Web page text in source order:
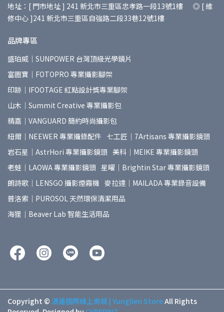
地址：[ 門市地址 ] 241 新北市三重區忠孝路一段13號1樓 ◎ [ 維
修中心 ]241 新北市三重區自強路二段33巷12號1樓
品牌專區
盛珀威｜SUNPOWER 台灣頂級光學鏡片
富圖寶｜FOTOPRO 專業攝影腳架
印跡｜IFOOTAGE 紅點設計獎專業腳架
山木｜Summit Creative 專業攝影包
精嘉｜VANGUARD 簡約時尚攝影包
紐爾｜NEEWER 專業攝錄配件 七工匠｜7Artisans 專業攝影鏡頭
岩石星｜AstrHori 專業攝影鏡頭 美科｜MEIKE 專業攝影鏡頭
老蛙｜LAOWA 專業攝影鏡頭 星曜｜Brightin Star 專業攝影鏡頭
朗詩歌｜LENSGO 攝影煙霧機 麥拉達｜MAILADA 專業錄音設備
普洛索｜PUROSOL 天然環保清潔用品
海狸｜Beaver Lab 智能生活用品
Copyright © 湧蓮國際線上商城 | Yunglien StoreAll Rights